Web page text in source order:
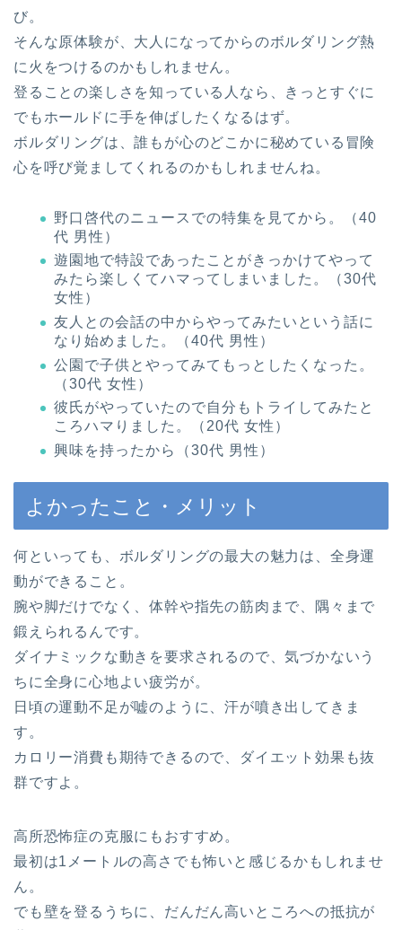
び。
そんな原体験が、大人になってからのボルダリング熱
に火をつけるのかもしれません。
登ることの楽しさを知っている人なら、きっとすぐに
でもホールドに手を伸ばしたくなるはず。
ボルダリングは、誰もが心のどこかに秘めている冒険
心を呼び覚ましてくれるのかもしれませんね。
野口啓代のニュースでの特集を見てから。（40
代 男性）
遊園地で特設であったことがきっかけてやって
みたら楽しくてハマってしまいました。（30代
女性）
友人との会話の中からやってみたいという話に
なり始めました。（40代 男性）
公園で子供とやってみてもっとしたくなった。
（30代 女性）
彼氏がやっていたので自分もトライしてみたと
ころハマりました。（20代 女性）
興味を持ったから（30代 男性）
よかったこと・メリット
何といっても、ボルダリングの最大の魅力は、全身運
動ができること。
腕や脚だけでなく、体幹や指先の筋肉まで、隅々まで
鍛えられるんです。
ダイナミックな動きを要求されるので、気づかないう
ちに全身に心地よい疲労が。
日頃の運動不足が嘘のように、汗が噴き出してきま
す。
カロリー消費も期待できるので、ダイエット効果も抜
群ですよ。
高所恐怖症の克服にもおすすめ。
最初は1メートルの高さでも怖いと感じるかもしれませ
ん。
でも壁を登るうちに、だんだん高いところへの抵抗が